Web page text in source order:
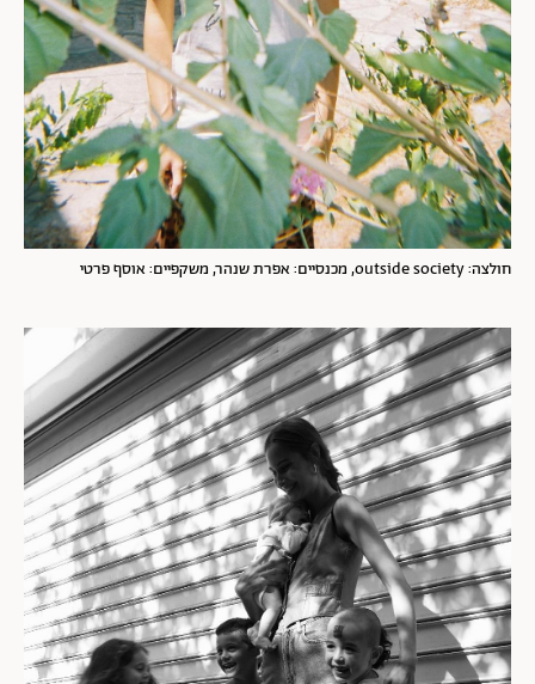
חולצה: outside society, מכנסיים: אפרת שנהר, משקפיים: אוסף פרטי